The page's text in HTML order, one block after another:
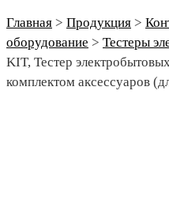
Главная > Продукция >
оборудование > Тестеры
KIT, Тестер
комплектом аксессуаров